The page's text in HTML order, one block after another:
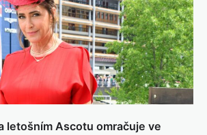
letošním Ascotu omračuje ve